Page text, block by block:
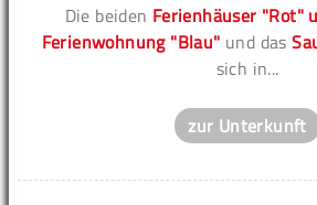
Die beiden Ferienhäuser "Rot"
Ferienwohnung "Blau" und das
sich in...
zur Unterkunft